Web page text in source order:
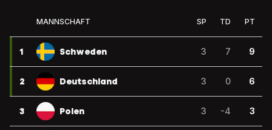
MANNSCHAFT SP TD PT
1 Schweden 3 7 9
2 Deutschland 3 0 6
3 Polen 3 -4 3